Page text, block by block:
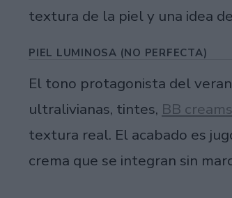
textura de la piel y una idea
PIEL LUMINOSA (NO PERFECTA)
El tono protagonista del
ultralivianas, tintes, BB creams
textura real. El acabado es
crema que se integran sin